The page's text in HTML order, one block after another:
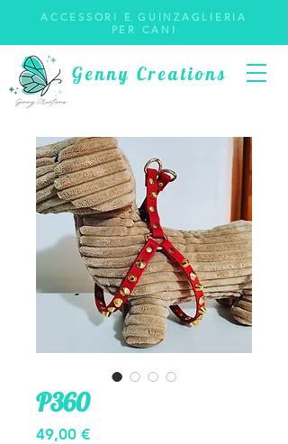
Genny Creations
ACCESSORI E GUINZAGLIERIA
PER CANI
P360
49,00 €Prezzo